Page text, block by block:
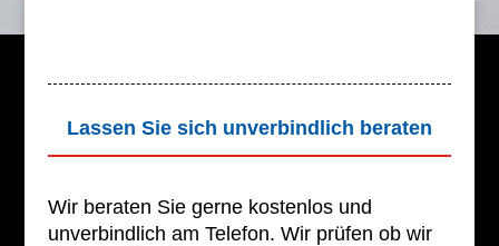
Lassen Sie sich unverbindlich beraten
Wir beraten Sie gerne kostenlos und
unverbindlich am Telefon. Wir prüfen ob wir